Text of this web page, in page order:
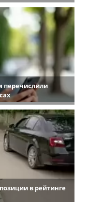
перечислили
в рейтинге